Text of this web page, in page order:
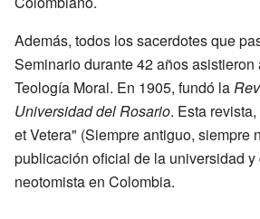
Además, todos los sacerdotes que
Seminario durante 42 años asistieron
Teología Moral. En 1905, fundó la
Universidad del Rosario. Esta
et Vetera" (Siempre antiguo, siempre
publicación oficial de la universidad
neotomista en Colombia.